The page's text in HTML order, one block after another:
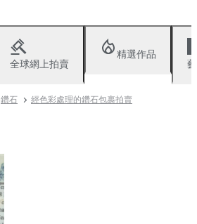
全球網上拍賣
精選作品
鑽石 經色彩處理的鑽石包裹拍賣